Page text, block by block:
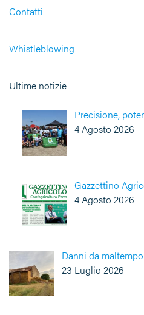
Contatti
Whistleblowing
Ultime notizie
Precisione,
4 Agosto 2026
Gazzettino
4 Agosto 2026
Danni da
23 Luglio 2026